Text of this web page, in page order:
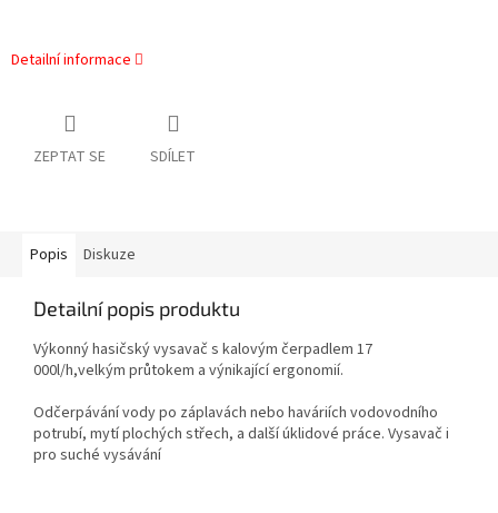
Detailní informace
ZEPTAT SE SDÍLET
Popis Diskuze
Detailní popis produktu
Výkonný hasičský vysavač s kalovým čerpadlem 17
000l/h,velkým průtokem a výnikající ergonomií.
Odčerpávání vody po záplavách nebo haváriích vodovodního
potrubí, mytí plochých střech, a další úklidové práce. Vysavač i
pro suché vysávání